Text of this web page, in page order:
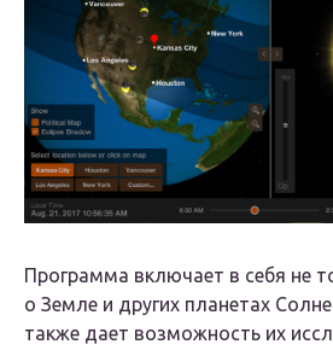
Программа включает в себя не
о Земле и других планетах
также дает возможность их